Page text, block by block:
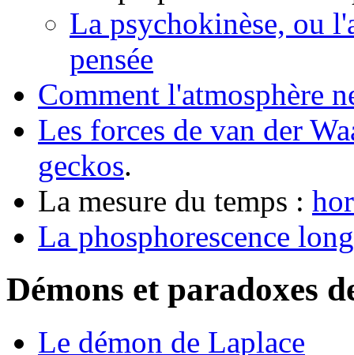
La psychokinèse, ou
pensée
Comment l'atmosphère
Les forces de van der
geckos.
La mesure du temps :
La phosphorescence
Démons et paradoxes
Le démon de Laplace